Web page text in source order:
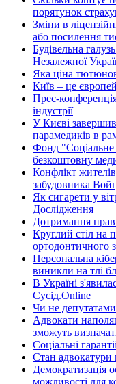
порятунок
Зміни в
або посилення
Будівельна
Незалежної
Яка ціна
Київ – це
Прес-
індустрії
У Києві
парамедиків в
Фонд "Соціальне
безкоштовну
Конфлікт
забудовника
Як сигарети у
Дослідження
Дотримання
Круглий стіл на
ортодонтичного
Персональна
виникли на тлі
В Україні
Сусід.Online
Чи не
Адвокати
зможуть
Соціальні
Стан адвокатури
Демократизація
можливості для